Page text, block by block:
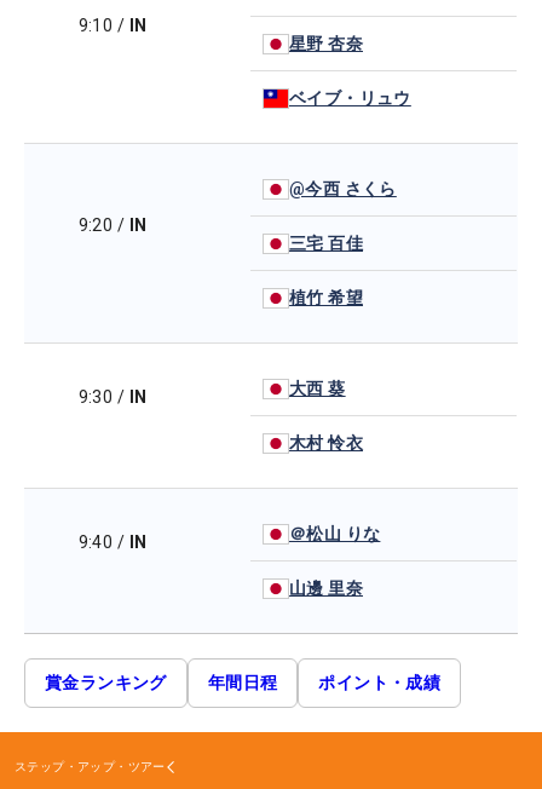
9:10 /
IN
星野 杏奈
ベイブ・リュウ
9:20 / IN
@今西 さくら
三宅 百佳
植竹 希望
9:30 / IN 大西 葵
木村 怜衣
9:40 / IN ＠松山 りな
山邊 里奈
賞金ランキング 年間日程 ポイント・成績
ステップ・アップ・ツアー